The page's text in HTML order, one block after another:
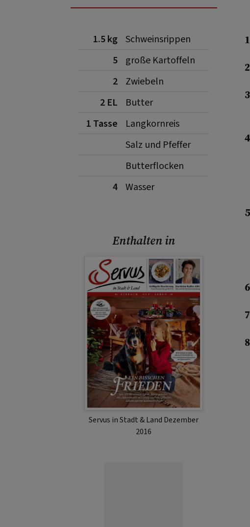
1.5 kg Schweinsrippen
5
große Kartoffeln
2
Zwiebeln
2 EL
Butter
1 Tasse
Langkornreis
Salz und Pfeffer
Butterflocken
4 Wasser
Enthalten in
Servus in Stadt & Land Dezember
2016